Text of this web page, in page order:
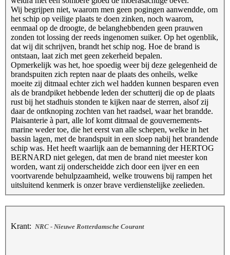
Wij begrijpen niet, waarom men geen pogingen aanwendde, om
het schip op veilige plaats te doen zinken, noch waarom,
eenmaal op de droogte, de belanghebbenden geen prauwen
zonden tot lossing der reeds ingenomen suiker. Op het ogenblik,
dat wij dit schrijven, brandt het schip nog. Hoe de brand is
ontstaan, laat zich met geen zekerheid bepalen.
Opmerkelijk was het, hoe spoedig weer bij deze gelegenheid de
brandspuiten zich repten naar de plaats des onheils, welke
moeite zij ditmaal echter zich wel hadden kunnen besparen even
als de brandpiket hebbende leden der schutterij die op de plaats
rust bij het stadhuis stonden te kijken naar de sterren, alsof zij
daar de ontknoping zochten van het raadsel, waar het brandde.
Plaisanterie à part, alle lof komt ditmaal de gouvernements-
marine weder toe, die het eerst van alle schepen, welke in het
bassin lagen, met de brandspuit in een sloep nabij het brandende
schip was. Het heeft waarlijk aan de bemanning der HERTOG
BERNARD niet gelegen, dat men de brand niet meester kon
worden, want zij onderscheidde zich door een ijver en een
voortvarende behulpzaamheid, welke trouwens bij rampen het
uitsluitend kenmerk is onzer brave verdienstelijke zeelieden.
Krant: NRC - Nieuwe Rotterdamsche Courant